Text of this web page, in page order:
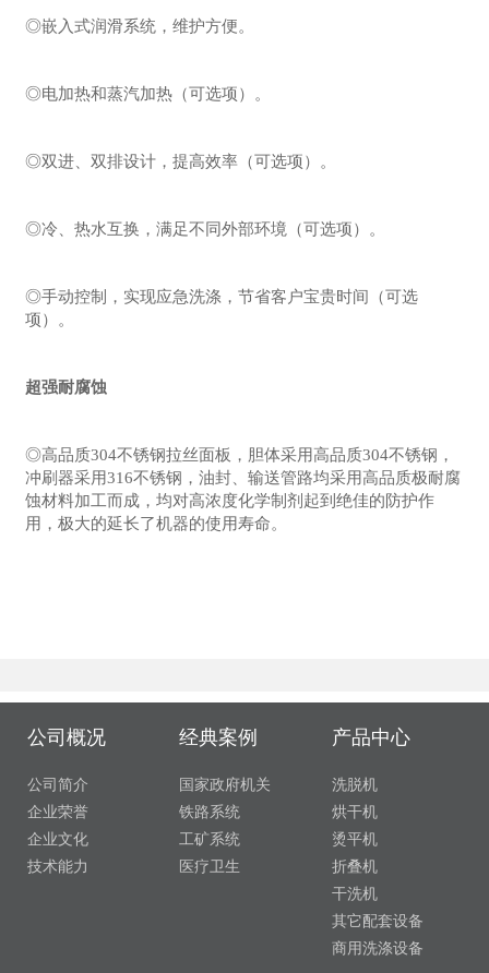
◎嵌入式润滑系统，维护方便。
◎电加热和蒸汽加热（可选项）。
◎双进、双排设计，提高效率（可选项）。
◎冷、热水互换，满足不同外部环境（可选项）。
◎手动控制，实现应急洗涤，节省客户宝贵时间（可选
项）。
超强耐腐蚀
◎高品质304不锈钢拉丝面板，胆体采用高品质304不锈钢，
冲刷器采用316不锈钢，油封、输送管路均采用高品质极耐腐
蚀材料加工而成，均对高浓度化学制剂起到绝佳的防护作
用，极大的延长了机器的使用寿命。
公司概况
公司简介
企业荣誉
企业文化
技术能力
经典案例
国家政府机关
铁路系统
工矿系统
医疗卫生
产品中心
洗脱机
烘干机
烫平机
折叠机
干洗机
其它配套设备
商用洗涤设备